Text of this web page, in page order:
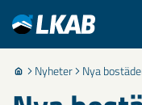
Nyheter Nya